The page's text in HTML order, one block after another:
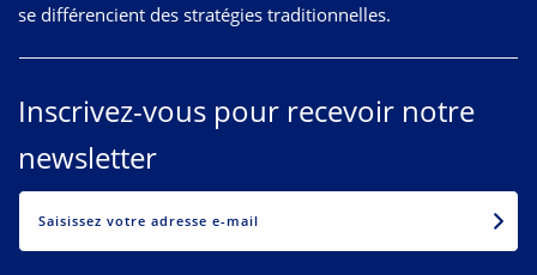
se différencient des stratégies traditionnelles.
Inscrivez-vous pour recevoir notre
newsletter